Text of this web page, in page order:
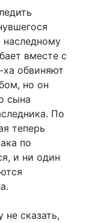
наследному
вместе с
обвиняют
но он
сына
По
теперь
по
и ни один
не сказать,